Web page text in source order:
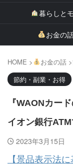
暮らしと
お金の
HOME > お金の話 >
節約・副業・お得
『WAONカー
イオン銀行
2023年3月15日
【景品表示法